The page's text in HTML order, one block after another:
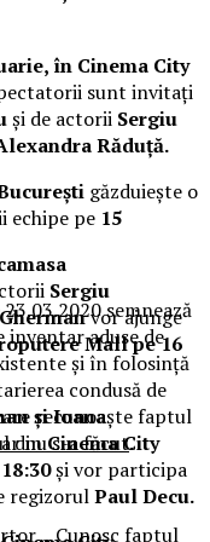
semnează
aduse de
și în folosință
condusă de
recunoaște faptul
nu s-a făcut.
,, Cunosc faptul
în Cinema City
sunt invitați
și de actorii Sergiu
Răduță.
găzduiește o
echipe pe 15
Sergiu
vor ajunge
Mall pe 16
și Ioana
dinCinema City
și vor participa
regizorulPaul Decu.